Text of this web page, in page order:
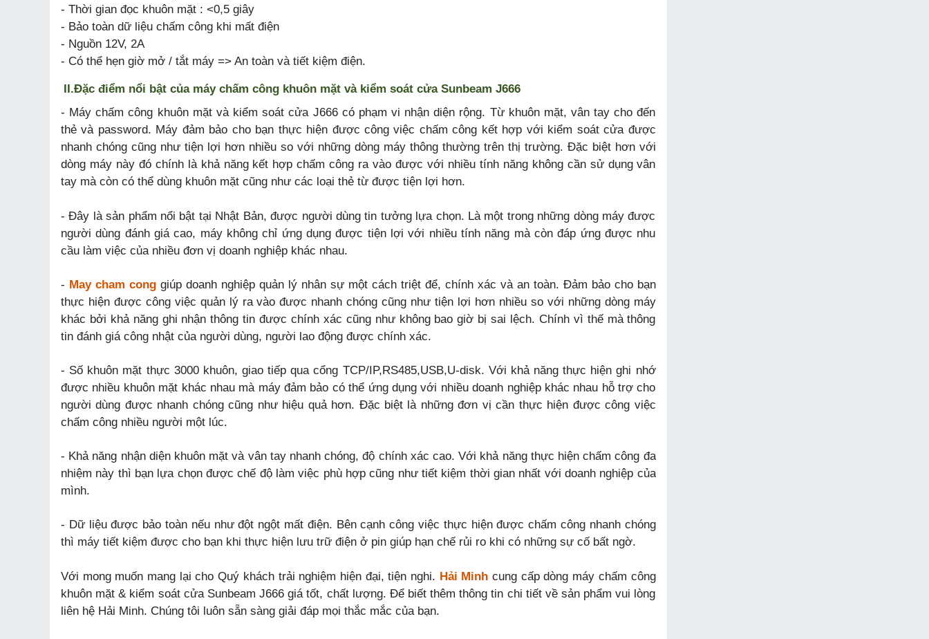
- Thời gian đọc khuôn mặt : <0,5 giây
- Bảo toàn dữ liệu chấm công khi mất điện
- Nguồn 12V, 2A
- Có thể hẹn giờ mở / tắt máy => An toàn và tiết kiệm điện.
II.Đặc điểm nổi bật của máy chấm công khuôn mặt và kiểm soát cửa Sunbeam J666
- Máy chấm công khuôn mặt và kiểm soát cửa J666 có phạm vi nhận diện rộng. Từ khuôn mặt, vân tay cho đến
thẻ và password. Máy đảm bảo cho bạn thực hiện được công việc chấm công kết hợp với kiểm soát cửa được
nhanh chóng cũng như tiện lợi hơn nhiều so với những dòng máy thông thường trên thị trường. Đặc biệt hơn với
dòng máy này đó chính là khả năng kết hợp chấm công ra vào được với nhiều tính năng không cần sử dụng vân
tay mà còn có thể dùng khuôn mặt cũng như các loại thẻ từ được tiện lợi hơn.
- Đây là sản phẩm nổi bật tại Nhật Bản, được người dùng tin tưởng lựa chọn. Là một trong những dòng máy được
người dùng đánh giá cao, máy không chỉ ứng dụng được tiện lợi với nhiều tính năng mà còn đáp ứng được nhu
cầu làm việc của nhiều đơn vị doanh nghiệp khác nhau.
- May cham conggiúp doanh nghiệp quản lý nhân sự một cách triệt để, chính xác và an toàn. Đảm bảo cho bạn
thực hiện được công việc quản lý ra vào được nhanh chóng cũng như tiện lợi hơn nhiều so với những dòng máy
khác bởi khả năng ghi nhận thông tin được chính xác cũng như không bao giờ bị sai lệch. Chính vì thế mà thông
tin đánh giá công nhật của người dùng, người lao động được chính xác.
- Số khuôn mặt thực 3000 khuôn, giao tiếp qua cổng TCP/IP,RS485,USB,U-disk. Với khả năng thực hiện ghi nhớ
được nhiều khuôn mặt khác nhau mà máy đảm bảo có thể ứng dụng với nhiều doanh nghiệp khác nhau hỗ trợ cho
người dùng được nhanh chóng cũng như hiệu quả hơn. Đặc biệt là những đơn vị cần thực hiện được công việc
chấm công nhiều người một lúc.
- Khả năng nhận diện khuôn mặt và vân tay nhanh chóng, độ chính xác cao. Với khả năng thực hiện chấm công đa
nhiệm này thì bạn lựa chọn được chế độ làm việc phù hợp cũng như tiết kiệm thời gian nhất với doanh nghiệp của
mình.
- Dữ liệu được bảo toàn nếu như đột ngột mất điện. Bên cạnh công việc thực hiện được chấm công nhanh chóng
thì máy tiết kiệm được cho bạn khi thực hiện lưu trữ điện ở pin giúp hạn chế rủi ro khi có những sự cố bất ngờ.
Với mong muốn mang lại cho Quý khách trải nghiệm hiện đại, tiện nghi. Hải Minh cung cấp dòng máy chấm công
khuôn mặt & kiểm soát cửa Sunbeam J666 giá tốt, chất lượng. Để biết thêm thông tin chi tiết về sản phẩm vui lòng
liên hệ Hải Minh. Chúng tôi luôn sẵn sàng giải đáp mọi thắc mắc của bạn.